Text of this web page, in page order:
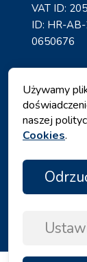
VAT ID:
ID: HR-
0650676
Używamy
naszej
Cookies.